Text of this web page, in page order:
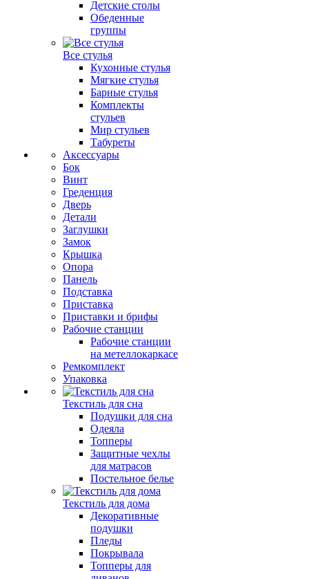
Детские столы
Обеденные
группы
Все стулья
Кухонные стулья
Мягкие стулья
Барные стулья
Комплекты
стульев
Мир стульев
Табуреты
Аксессуары
Бок
Винт
Греденция
Дверь
Детали
Заглушки
Замок
Крышка
Опора
Панель
Подставка
Приставка
Приставки и брифы
Рабочие станции
Рабочие станции
на метеллокаркасе
Ремкомплект
Упаковка
Текстиль для сна
Подушки для сна
Одеяла
Топперы
Защитные чехлы
для матрасов
Постельное белье
Текстиль для дома
Декоративные
подушки
Пледы
Покрывала
Топперы для